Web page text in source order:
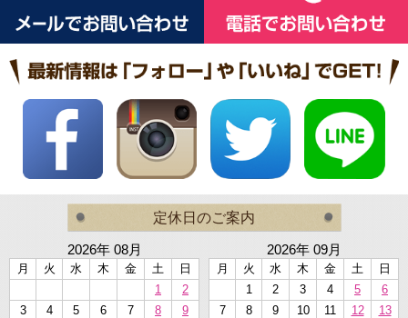
定休日のご案内
2026年 08月
月 火 水 木 金 土
日
1
2
3
4 5 6 7 8 9
2026年 09月
月 火 水 木 金 土
日
1
2 3 4 5
6
7
8 9 10 11 12 13